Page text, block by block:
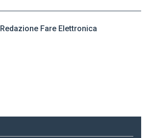
Redazione Fare Elettronica